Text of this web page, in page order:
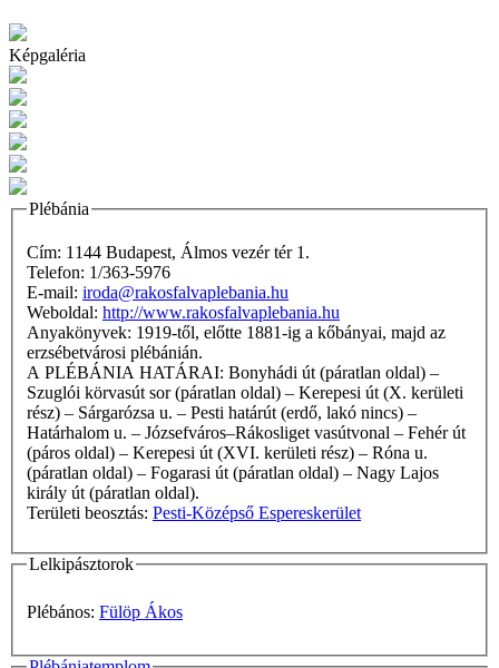
Képgaléria
Plébánia
Cím: 1144 Budapest, Álmos vezér tér 1.
Telefon: 1/363-5976
E-mail: iroda@rakosfalvaplebania.hu
Weboldal: http://www.rakosfalvaplebania.hu
Anyakönyvek: 1919-től, előtte 1881-ig a kőbányai, majd az
erzsébetvárosi plébánián.
A PLÉBÁNIA HATÁRAI: Bonyhádi út (páratlan oldal) –
Szuglói körvasút sor (páratlan oldal) – Kerepesi út (X. kerületi
rész) – Sárgarózsa u. – Pesti határút (erdő, lakó nincs) –
Határhalom u. – Józsefváros–Rákosliget vasútvonal – Fehér út
(páros oldal) – Kerepesi út (XVI. kerületi rész) – Róna u.
(páratlan oldal) – Fogarasi út (páratlan oldal) – Nagy Lajos
király út (páratlan oldal).
Területi beosztás: Pesti-Középső Espereskerület
Lelkipásztorok
Plébános: Fülöp Ákos